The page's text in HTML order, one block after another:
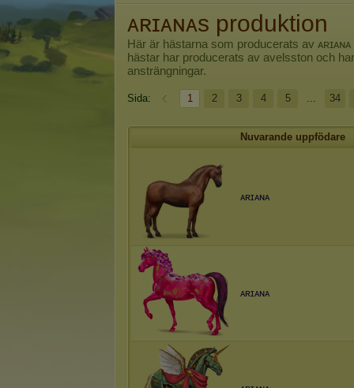
ᴀʀɪᴀɴᴀs produktion
Här är hästarna som producerats av ᴀʀɪᴀɴᴀ
hästar har producerats av avelsston och
ansträngningar.
Sida: 1 2 3 4 5 ... 34
Nuvarande uppfödare
ᴀʀɪᴀɴᴀ
ᴀʀɪᴀɴᴀ